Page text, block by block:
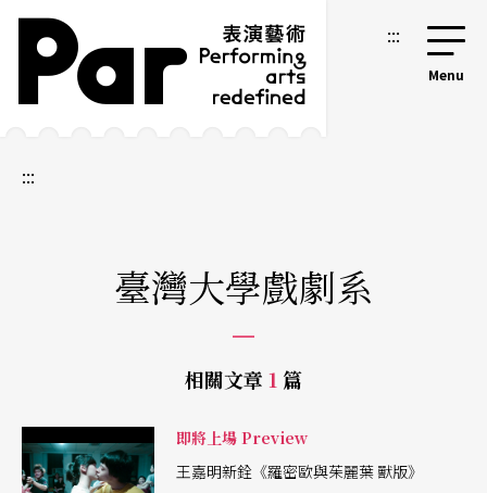
跳到主要內容區塊
網站導覽 :::
:::
臺灣大學戲劇系
相關文章 1 篇
即將上場 Preview
王嘉明新銓《羅密歐與茱麗葉 獸版》